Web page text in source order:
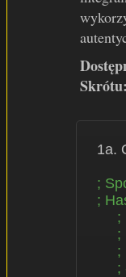
Skrótu:
;
;
;
;
;
;